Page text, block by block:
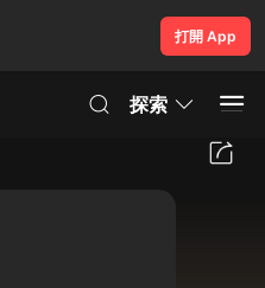
打開 App
探索